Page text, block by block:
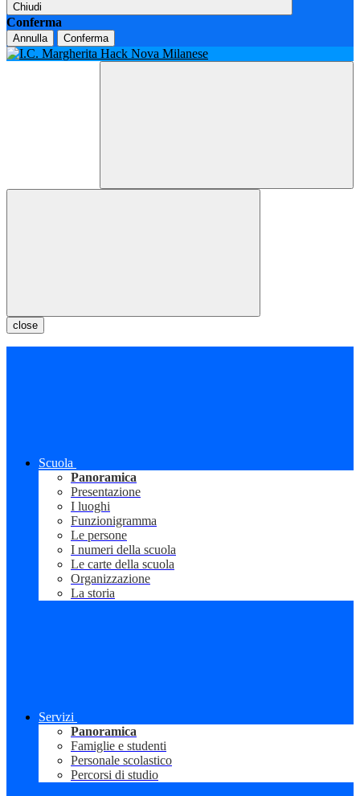
Chiudi
Conferma
Annulla Conferma
close
Scuola
Panoramica
Presentazione
I luoghi
Funzionigramma
Le persone
I numeri della scuola
Le carte della scuola
Organizzazione
La storia
Servizi
Panoramica
Famiglie e studenti
Personale scolastico
Percorsi di studio